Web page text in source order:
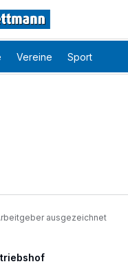
Vereine Sport
ausgezeichnet